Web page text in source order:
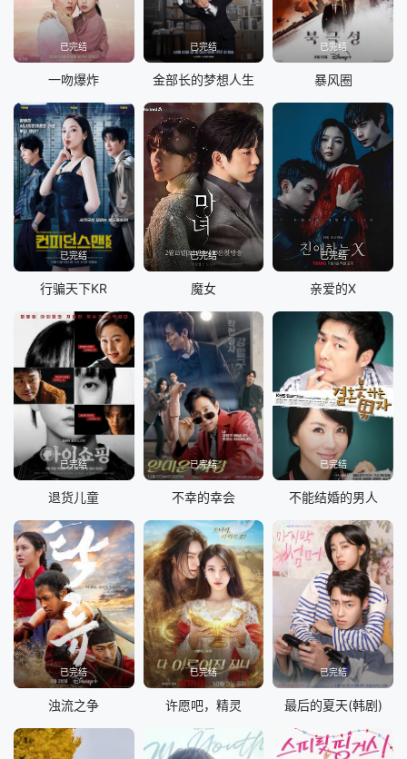
已完结
一吻爆炸
已完结
金部长的梦想人生
已完结
暴风圈
已完结
行骗天下KR
已完结
魔女
已完结
亲爱的X
已完结
退货儿童
已完结
不幸的幸会
已完结
不能结婚的男人
已完结
浊流之争
已完结
许愿吧，精灵
已完结
最后的夏天(韩剧)